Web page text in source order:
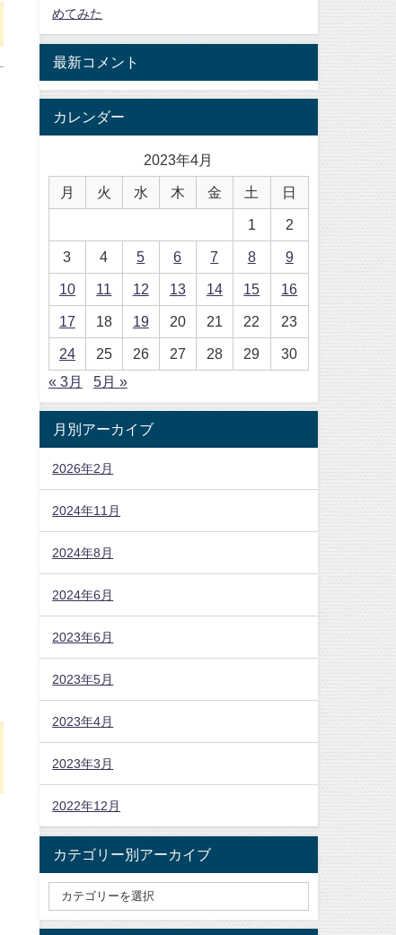
めてみた
最新コメント
カレンダー
2023年4月
月 火 水 木 金 土 日
1 2
3 4 5 6 7 8 9
10 11 12 13 14 15 16
17 18 19 20 21 22 23
24 25 26 27 28 29
30
« 3月
5月 »
月別アーカイブ
2026年2月
2024年11月
2024年8月
2024年6月
2023年6月
2023年5月
2023年4月
2023年3月
2022年12月
カテゴリー別アーカイブ